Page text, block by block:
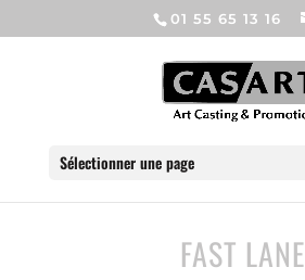
01 55 65 13 16
Sélectionner une page
FAST LANE